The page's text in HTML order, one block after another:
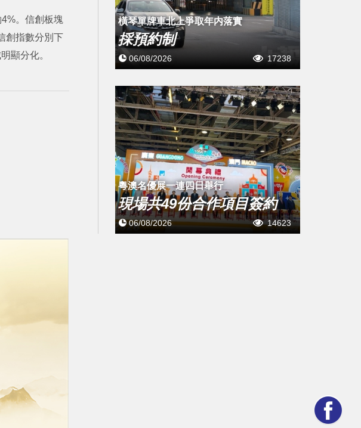
。信創板塊
創指數分別下
顯分化。
橫琴單牌車北上爭取年内落實
採預約制
06/08/2026 17238
粵澳名優展一連四日舉行
現場共49份合作項目簽約
06/08/2026 14623